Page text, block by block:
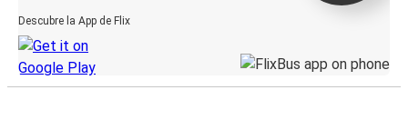
Descubre la App de Flix